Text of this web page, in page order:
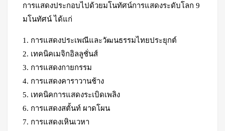
การแสดงประกอบไปด้วยมโนทัศน์การแสดงระดับโลก 9
มโนทัศน์ ได้แก่
1. การแสดงประเพณีและวัฒนธรรมไทยประยุกต์
2. เทคนิคเมจิกอิลลูชั่นส์
3. การแสดงกายกรรม
4. การแสดงคาราวานช้าง
5. เทคนิคการแสดงระเบิดเพลิง
6. การแสดงสตั้นท์ ผาดโผน
7. การแสดงเหินเวหา